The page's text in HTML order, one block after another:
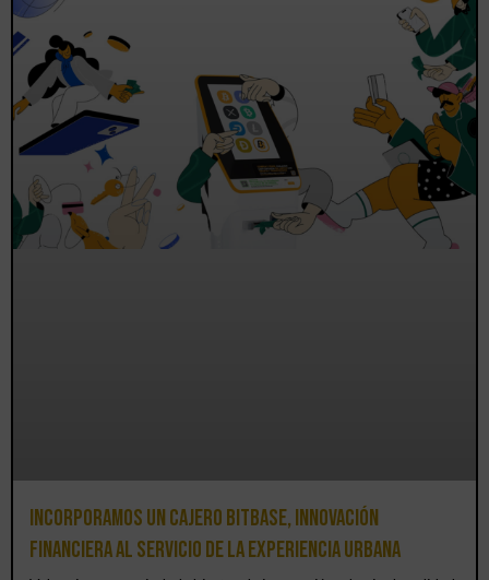
Incorporamos un cajero BitBase, innovación
financiera al servicio de la experiencia urbana